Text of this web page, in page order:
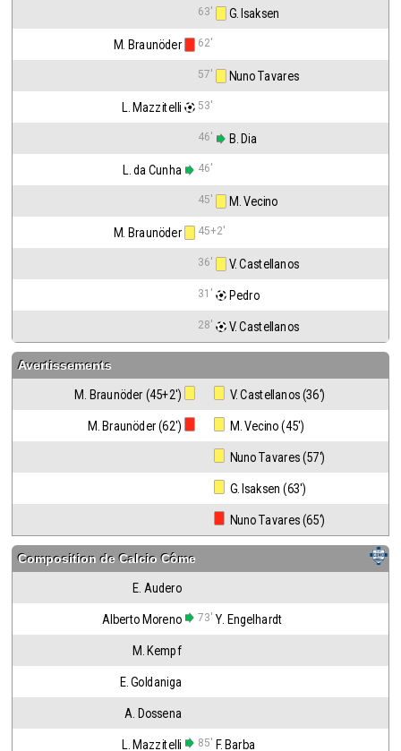
63' G. Isaksen
M. Braunöder 62'
57' Nuno Tavares
L. Mazzitelli 53'
46' B. Dia
L. da Cunha 46'
45' M. Vecino
M. Braunöder 45+2'
36' V. Castellanos
31' Pedro
28' V. Castellanos
Avertissements
M. Braunöder (45+2') V. Castellanos (36')
M. Braunöder (62') M. Vecino (45')
Nuno Tavares (57')
G. Isaksen (63')
Nuno Tavares (65')
Composition deCalcio Côme
E. Audero
Alberto Moreno 73' Y. Engelhardt
M. Kempf
E. Goldaniga
A. Dossena
L. Mazzitelli 85' F. Barba